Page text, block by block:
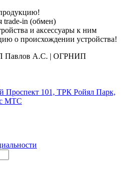
trade-in (обмен)
и аксессуары к ним
о происхождении устройства!
Павлов А.С. | ОГРНИП
Проспект 101, ТРК Ройял Парк,
с МТС